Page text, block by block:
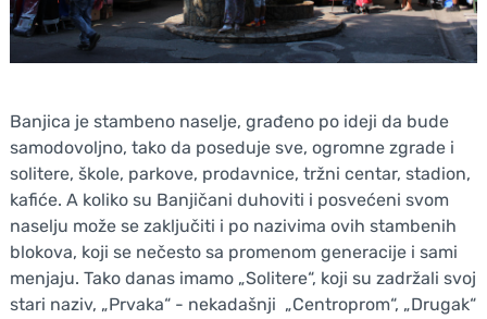
Banjica je stambeno naselje, građeno po ideji da bude
samodovoljno, tako da poseduje sve, ogromne zgrade i
solitere, škole, parkove, prodavnice, tržni centar, stadion,
kafiće. A koliko su Banjičani duhoviti i posvećeni svom
naselju može se zaključiti i po nazivima ovih stambenih
blokova, koji se nečesto sa promenom generacije i sami
menjaju. Tako danas imamo „Solitere“, koji su zadržali svoj
stari naziv, „Prvaka“ - nekadašnji „Centroprom“, „Drugak“